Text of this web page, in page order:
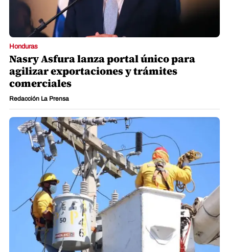
Honduras
Nasry Asfura lanza portal único para
agilizar exportaciones y trámites
comerciales
Redacción La Prensa